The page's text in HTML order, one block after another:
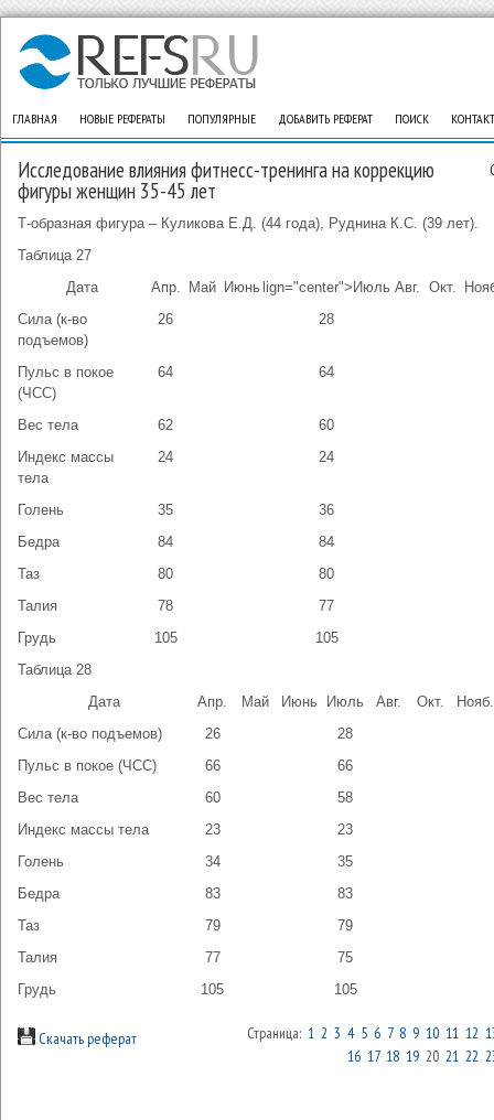
ГЛАВНАЯ НОВЫЕ РЕФЕРАТЫ ПОПУЛЯРНЫЕ ДОБАВИТЬ РЕФЕРАТ ПОИСК
Исследование влияния фитнесс-тренинга на коррекцию
фигуры женщин 35-45 лет
Т-образная фигура – Куликова Е.Д. (44 года), Руднина К.С. (39 лет).
Таблица 27
Дата
Апр. Май Июнь lign="center">Июль Авг. Окт.
Сила (к-во
подъемов)
26 28
Пульс в покое
(ЧСС)
64 64
Вес тела 62
60
Индекс массы
тела
24 24
Голень 35
36
Бедра
84
84
Таз
80
80
Талия
78
77
Грудь
105
105
Таблица 28
Дата
Апр. Май Июнь Июль Авг. Окт.
Нояб.
Сила (к-во подъемов)
26
28
Пульс в покое (ЧСС)
66
66
Вес тела
60
58
Индекс массы тела
23
23
Голень
34
35
Бедра
83
83
Таз
79
79
Талия
77
75
Грудь
105 105
Скачать реферат Страница: 1 2 3 4 5 6 7 8 9 10 11 12
16 17 18 19 20 21 22